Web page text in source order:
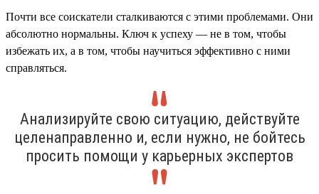
Почти все соискатели сталкиваются с этими проблемами. Они
абсолютно нормальны. Ключ к успеху — не в том, чтобы
избежать их, а в том, чтобы научиться эффективно с ними
справляться.
Анализируйте свою ситуацию, действуйте
целенаправленно и, если нужно, не бойтесь
просить помощи у карьерных экспертов